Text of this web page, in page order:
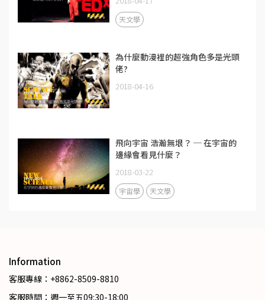
天文學
為什麼動漫裡的超強角色多是光頭
佬?
2018-04-16
飛向宇宙 浩瀚無垠？ ─ 在宇宙的
邊緣會看見什麼？
2018-03-22
宇宙學 天文學
Information
客服專線：+8862-8509-8810
客服時間：週一至五09:30-18:00